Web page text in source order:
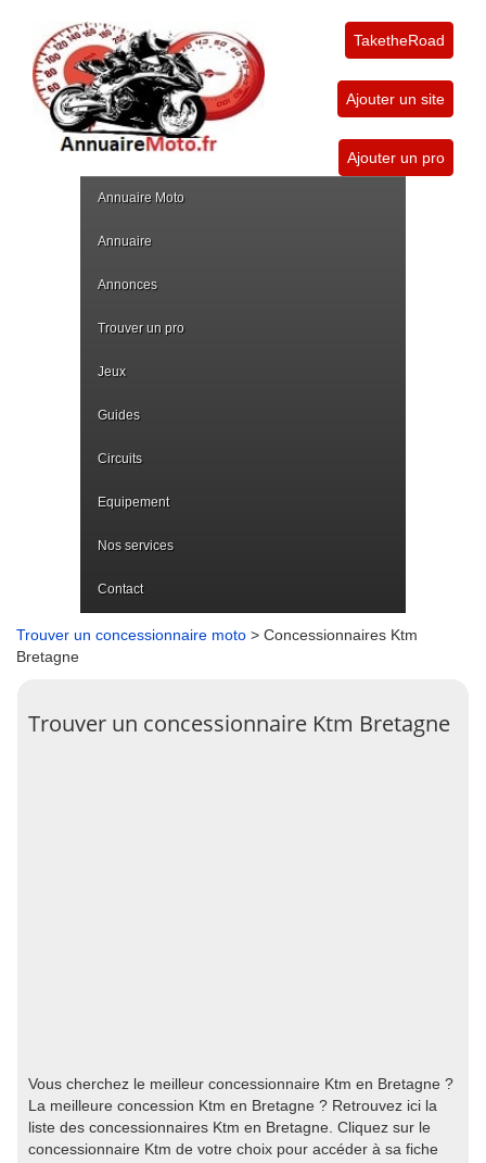
TaketheRoad
Ajouter un site
Ajouter un pro
Annuaire Moto
Annuaire
Annonces
Trouver un pro
Jeux
Guides
Circuits
Equipement
Nos services
Contact
Trouver un concessionnaire moto > Concessionnaires Ktm
Bretagne
Trouver un concessionnaire Ktm Bretagne
Vous cherchez le meilleur concessionnaire Ktm en Bretagne ?
La meilleure concession Ktm en Bretagne ? Retrouvez ici la
liste des concessionnaires Ktm en Bretagne. Cliquez sur le
concessionnaire Ktm de votre choix pour accéder à sa fiche